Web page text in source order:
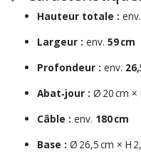
Hauteur totale : env.
Largeur : env. 59 cm
Profondeur : env.
Abat‑jour : Ø 20 cm ×
Câble : env. 180 cm
Base : Ø 26,5 cm × H